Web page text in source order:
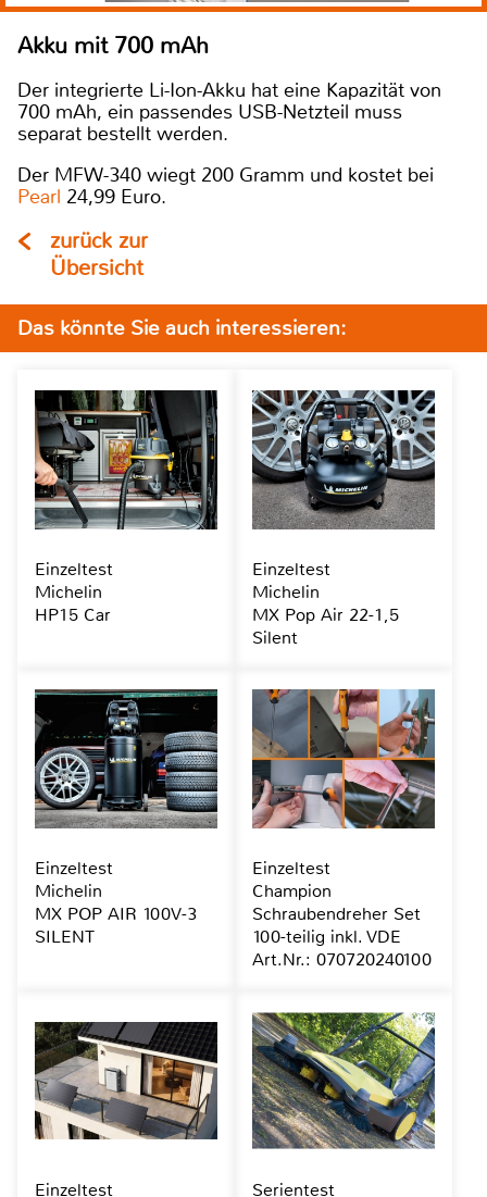
Akku mit 700 mAh
Der integrierte Li-Ion-Akku hat eine Kapazität von
700 mAh, ein passendes USB-Netzteil muss
separat bestellt werden.
Der MFW-340 wiegt 200 Gramm und kostet bei
Pearl 24,99 Euro.
zurück zur
Übersicht
Das könnte Sie auch interessieren:
Einzeltest
Michelin
HP15 Car
Einzeltest
Michelin
MX Pop Air 22-1,5
Silent
Einzeltest
Michelin
MX POP AIR 100V-3
SILENT
Einzeltest
Champion
Schraubendreher Set
100-teilig inkl. VDE
Art.Nr.: 070720240100
Einzeltest Serientest